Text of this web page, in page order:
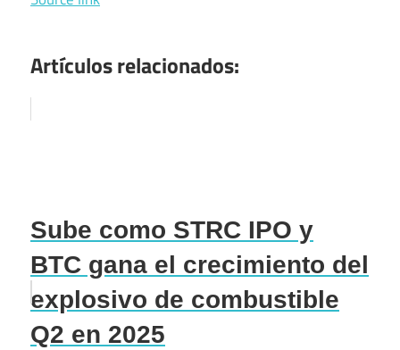
Artículos relacionados:
Sube como STRC IPO y
BTC gana el crecimiento del
explosivo de combustible
Q2 en 2025